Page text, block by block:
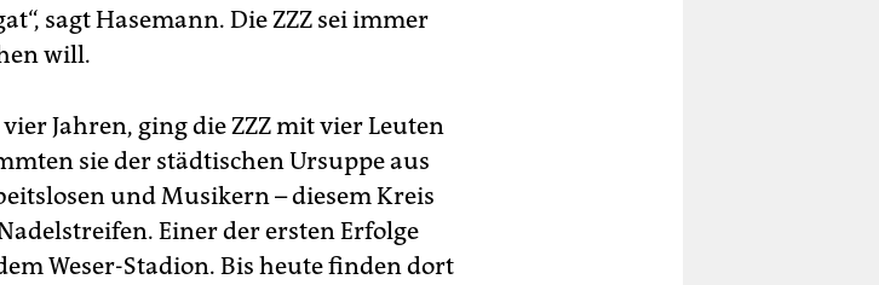
sagt Hasemann. Die ZZZ sei immer
will.
Jahren, ging die ZZZ mit vier Leuten
sie der städtischen Ursuppe aus
und Musikern – diesem Kreis
Einer der ersten Erfolge
Weser-Stadion. Bis heute finden dort